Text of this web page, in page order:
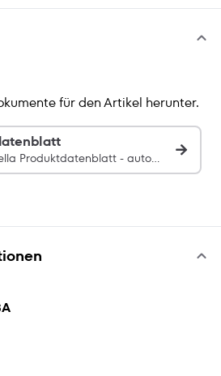
für den Artikel herunter.
Stanley/Stella Produktdatenblatt - automatisch zugeordnet über SKU: STSU205